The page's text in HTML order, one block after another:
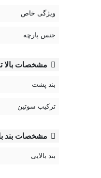
قزن سوتین: سه
سایزبندی متنوع:
ویژگی خاص
جنس پارچه
مشخصات بالا
بند پشت
ترکیب سوتین
مشخصات بند
بند بالایی